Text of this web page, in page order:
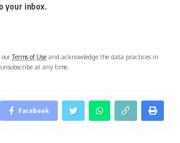
your inbox.
ourTerms of Use and acknowledge the data practices in
at any time.
Facebook